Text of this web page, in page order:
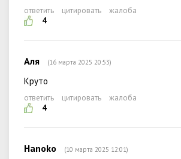
ответить цитировать
жалоба
4
Аля (16 марта 2025 20:53)
Круто
ответить цитировать
жалоба
4
Hanoko (10 марта 2025 12:01)